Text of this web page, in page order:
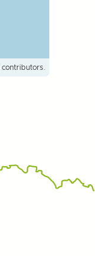
contributors.